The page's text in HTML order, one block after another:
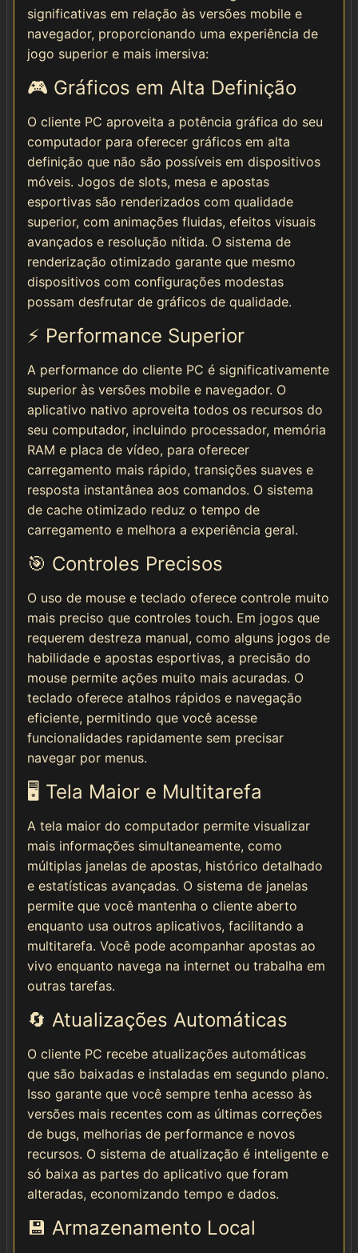
significativas em relação às versões mobile e
navegador, proporcionando uma experiência de
jogo superior e mais imersiva:
🎮 Gráficos em Alta Definição
O cliente PC aproveita a potência gráfica do seu
computador para oferecer gráficos em alta
definição que não são possíveis em dispositivos
móveis. Jogos de slots, mesa e apostas
esportivas são renderizados com qualidade
superior, com animações fluidas, efeitos visuais
avançados e resolução nítida. O sistema de
renderização otimizado garante que mesmo
dispositivos com configurações modestas
possam desfrutar de gráficos de qualidade.
⚡ Performance Superior
A performance do cliente PC é significativamente
superior às versões mobile e navegador. O
aplicativo nativo aproveita todos os recursos do
seu computador, incluindo processador, memória
RAM e placa de vídeo, para oferecer
carregamento mais rápido, transições suaves e
resposta instantânea aos comandos. O sistema
de cache otimizado reduz o tempo de
carregamento e melhora a experiência geral.
🎯 Controles Precisos
O uso de mouse e teclado oferece controle muito
mais preciso que controles touch. Em jogos que
requerem destreza manual, como alguns jogos de
habilidade e apostas esportivas, a precisão do
mouse permite ações muito mais acuradas. O
teclado oferece atalhos rápidos e navegação
eficiente, permitindo que você acesse
funcionalidades rapidamente sem precisar
navegar por menus.
🖥️ Tela Maior e Multitarefa
A tela maior do computador permite visualizar
mais informações simultaneamente, como
múltiplas janelas de apostas, histórico detalhado
e estatísticas avançadas. O sistema de janelas
permite que você mantenha o cliente aberto
enquanto usa outros aplicativos, facilitando a
multitarefa. Você pode acompanhar apostas ao
vivo enquanto navega na internet ou trabalha em
outras tarefas.
🔄 Atualizações Automáticas
O cliente PC recebe atualizações automáticas
que são baixadas e instaladas em segundo plano.
Isso garante que você sempre tenha acesso às
versões mais recentes com as últimas correções
de bugs, melhorias de performance e novos
recursos. O sistema de atualização é inteligente e
só baixa as partes do aplicativo que foram
alteradas, economizando tempo e dados.
💾 Armazenamento Local